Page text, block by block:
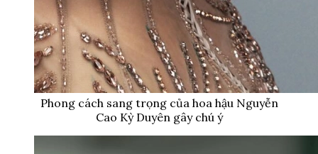
Phong cách sang trọng của hoa hậu Nguyễn
Cao Kỳ Duyên gây chú ý